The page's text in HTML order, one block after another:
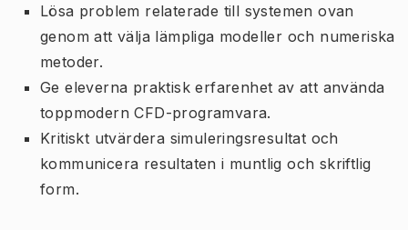
Lösa problem relaterade till systemen ovan
genom att välja lämpliga modeller och numeriska
metoder.
Ge eleverna praktisk erfarenhet av att använda
toppmodern CFD-programvara.
Kritiskt utvärdera simuleringsresultat och
kommunicera resultateni muntlig och skriftlig
form.